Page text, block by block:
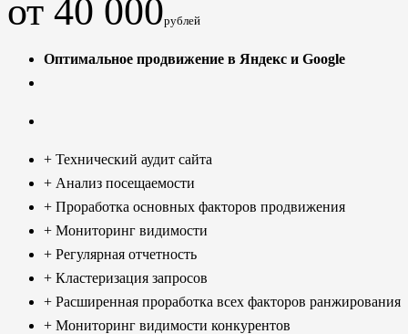
от 40 000рублей
Оптимальное продвижение в Яндекс и Google
+ Технический аудит сайта
+ Анализ посещаемости
+ Проработка основных факторов продвижения
+ Мониторинг видимости
+ Регулярная отчетность
+ Кластеризация запросов
+ Расширенная проработка всех факторов ранжирования
+ Мониторинг видимости конкурентов